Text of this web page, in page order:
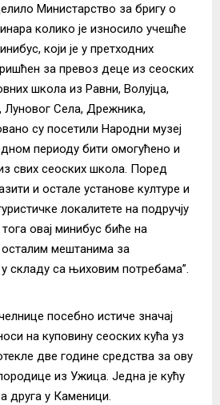
Министарство за бригу о
колико је износило учешће
који је у претходних
за превоз деце из сеоских
школа из Равни, Волујца,
Луновог Села, Дрежника,
су посетили Народни музеј
периоду бити омогућено и
свих сеоских школа. Поред
и остале установе културе и
локалитете на подручју
овај минибус биће на
мештанима за
складу са њиховим потребама”.
посебно истиче значај
на куповину сеоских кућа уз
две године средства за ову
из Ужица. Једна је кућу
друга у Каменици.